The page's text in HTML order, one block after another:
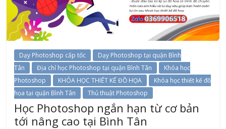
Dạy Photoshop cấp tốc
Dạy Photoshop tại quận Bình
Tân
Địa chỉ học Photoshop tại quận Bình Tân
Khóa học
Photoshop
KHÓA HỌC THIẾT KẾ ĐỒ HỌA
Khóa học thiết kế đồ
họa tại quận Bình Tân
Thủ thuật Photoshop
Học Photoshop ngắn hạn từ cơ bản
tới nâng cao tại Bình Tân